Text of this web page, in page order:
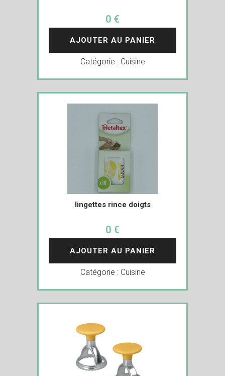
0 €
AJOUTER AU PANIER
Catégorie : Cuisine
lingettes rince doigts
0 €
AJOUTER AU PANIER
Catégorie : Cuisine